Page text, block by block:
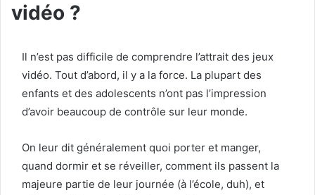
vidéo ?
Il n’est pas difficile de comprendre l’attrait des jeux
vidéo. Tout d’abord, il y a la force. La plupart des
enfants et des adolescents n’ont pas l’impression
d’avoir beaucoup de contrôle sur leur monde.
On leur dit généralement quoi porter et manger,
quand dormir et se réveiller, comment ils passent la
majeure partie de leur journée (à l’école, duh), et